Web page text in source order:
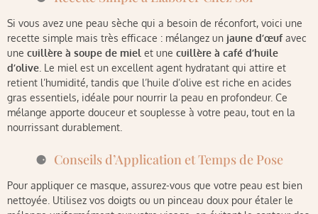
Si vous avez une peau sèche qui a besoin de réconfort, voici une
recette simple mais très efficace : mélangez un jaune d’œufavec
une cuillère à soupe de miel et une cuillère à café d’huile
d’olive . Le miel est un excellent agent hydratant qui attire et
retient l’humidité, tandis que l’huile d’olive est riche en acides
gras essentiels, idéale pour nourrir la peau en profondeur. Ce
mélange apporte douceur et souplesse à votre peau, tout en la
nourrissant durablement.
Conseils d’Application et Temps de Pose
Pour appliquer ce masque, assurez-vous que votre peau est bien
nettoyée. Utilisez vos doigts ou un pinceau doux pour étaler le